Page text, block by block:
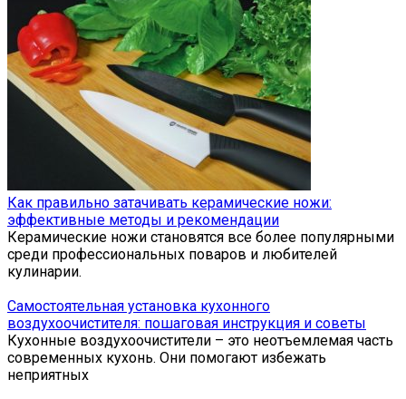
Как правильно затачивать керамические ножи:
эффективные методы и рекомендации
Керамические ножи становятся все более популярными
среди профессиональных поваров и любителей
кулинарии.
Самостоятельная установка кухонного
воздухоочистителя: пошаговая инструкция и советы
Кухонные воздухоочистители – это неотъемлемая часть
современных кухонь. Они помогают избежать
неприятных